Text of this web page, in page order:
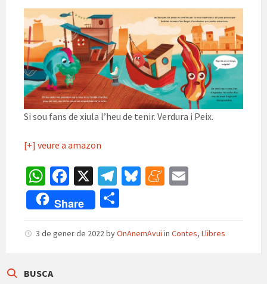
Si sou fans de xiula l’heu de tenir. Verdura i Peix.
[+] veure a amazon
W
h
at
sA
p
p
Fa
ce
b
o
o
X
Te
le
gr
a
m
Bl
ky
M
ea
m
l
Share
m
p
3 de gener de 2022byOnAnemAvui in Contes, Llibres
BUSCA